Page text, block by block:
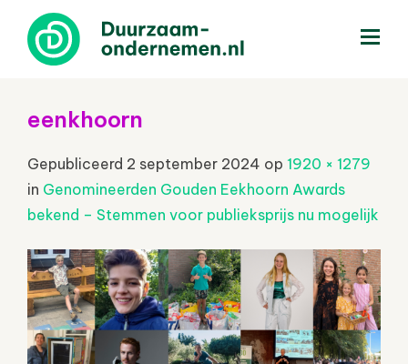
eenkhoorn
Gepubliceerd 2 september 2024 op 1920 × 1279
in Genomineerden Gouden Eekhoorn Awards
bekend – Stemmen voor publieksprijs nu mogelijk